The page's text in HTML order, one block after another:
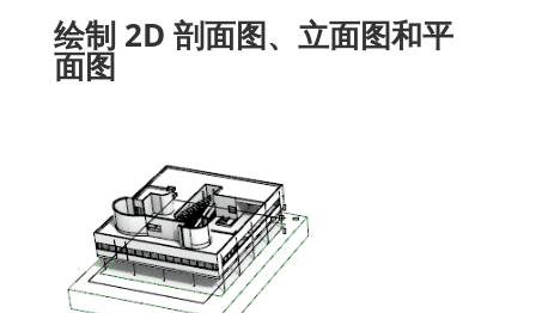
绘制 2D 剖面图、立面图和平
面图